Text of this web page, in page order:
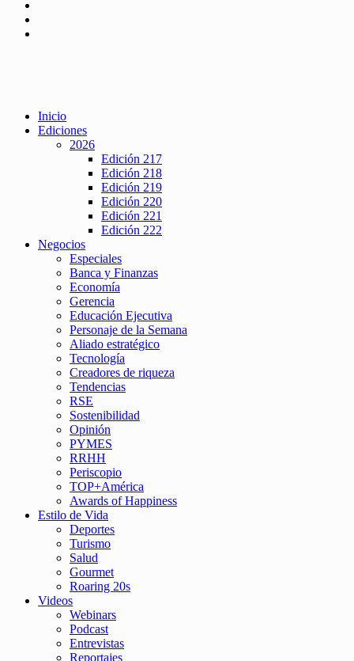
Inicio
Ediciones
2026
Edición 217
Edición 218
Edición 219
Edición 220
Edición 221
Edición 222
Negocios
Especiales
Banca y Finanzas
Economía
Gerencia
Educación Ejecutiva
Personaje de la Semana
Aliado estratégico
Tecnología
Creadores de riqueza
Tendencias
RSE
Sostenibilidad
Opinión
PYMES
RRHH
Periscopio
TOP+América
Awards of Happiness
Estilo de Vida
Deportes
Turismo
Salud
Gourmet
Roaring 20s
Videos
Webinars
Podcast
Entrevistas
Reportajes